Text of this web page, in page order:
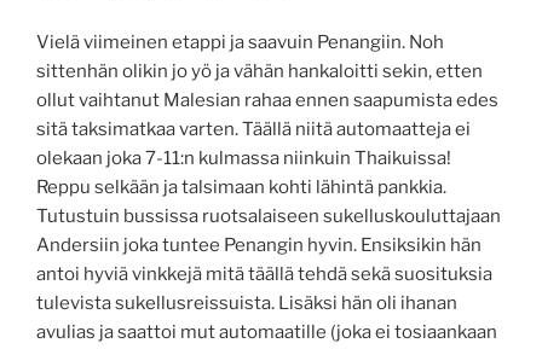
Vielä viimeinen etappi ja saavuin Penangiin. Noh
sittenhän olikin jo yö ja vähän hankaloitti sekin, etten
ollut vaihtanut Malesian rahaa ennen saapumista edes
sitä taksimatkaa varten. Täällä niitä automaatteja ei
olekaan joka 7-11:n kulmassa niinkuin Thaikuissa!
Reppu selkään ja talsimaan kohti lähintä pankkia.
Tutustuin bussissa ruotsalaiseen sukelluskouluttajaan
Andersiin joka tuntee Penangin hyvin. Ensiksikin hän
antoi hyviä vinkkejä mitä täällä tehdä sekä suosituksia
tulevista sukellusreissuista. Lisäksi hän oli ihanan
avulias ja saattoi mut automaatille (joka ei tosiaankaan